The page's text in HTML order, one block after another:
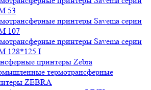
53
принтеры Savema серии
107
принтеры Savema серии
128*125 I
принтеры Zebra
термотрансферные
ZEBRA